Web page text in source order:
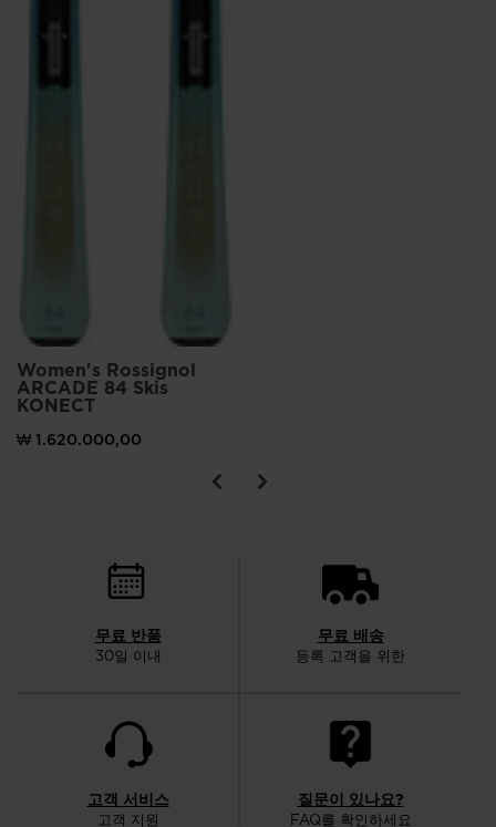
Women's Rossignol
ARCADE 84 Skis
KONECT
₩ 1.620.000,00
무료 반품
30일 이내
무료 배송
등록 고객을 위한
고객 서비스
고객 지원
질문이 있나요?
FAQ를 확인하세요